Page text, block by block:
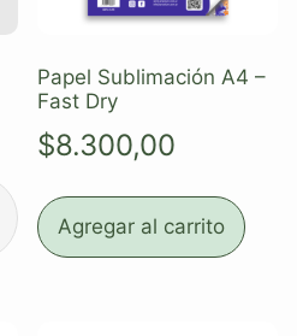
Papel Sublimación A4 –
Fast Dry
$8.300,00
Agregar al carrito